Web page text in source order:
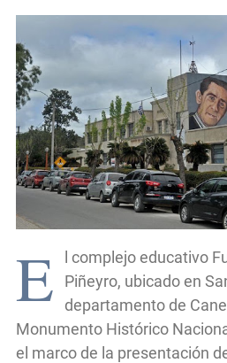
E
l complejo educativo
Piñeyro, ubicado en
departamento de
Monumento Histórico
el marco de la presentación